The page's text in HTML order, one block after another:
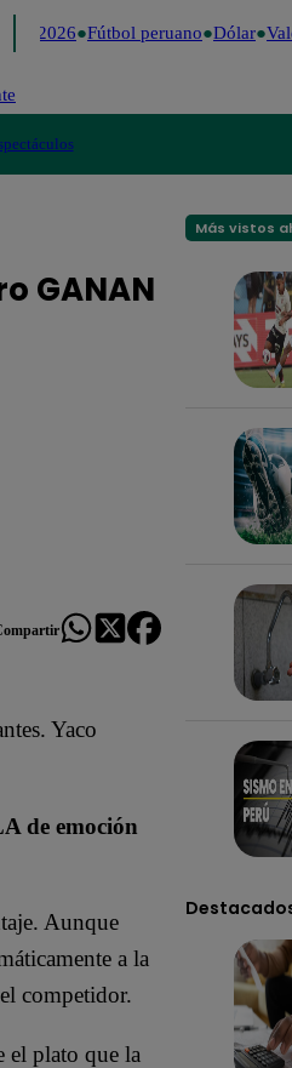
2026 Fútbol peruano Dólar
GANAN
Yaco
de emoción
Aunque
a la
competidor.
el plato que la
Más vistos